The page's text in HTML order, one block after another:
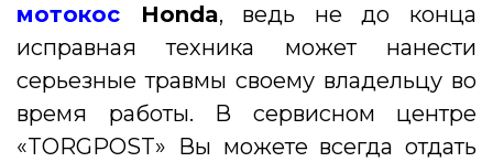
мотокос Honda, ведь не до конца
исправная техника может нанести
серьезные травмы своему владельцу во
время работы. В сервисном центре
«TORGPOST» Вы можете всегда отдать